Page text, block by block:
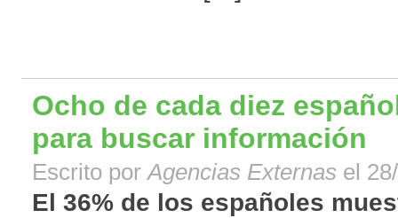
Ocho de cada diez
para buscar información
Escrito porAgencias Externas el
El 36% de los españoles